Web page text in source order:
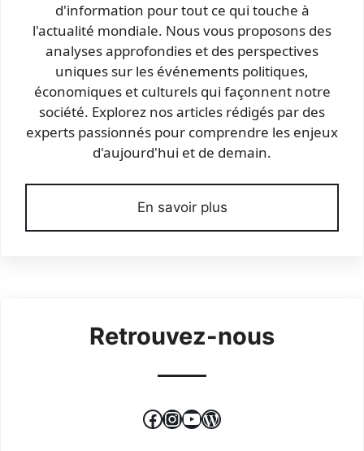
d'information pour tout ce qui touche à
l'actualité mondiale. Nous vous proposons des
analyses approfondies et des perspectives
uniques sur les événements politiques,
économiques et culturels qui façonnent notre
société. Explorez nos articles rédigés par des
experts passionnés pour comprendre les enjeux
d'aujourd'hui et de demain.
En savoir plus
Retrouvez-nous
Facebook
Instagram
YouTube
WordPress